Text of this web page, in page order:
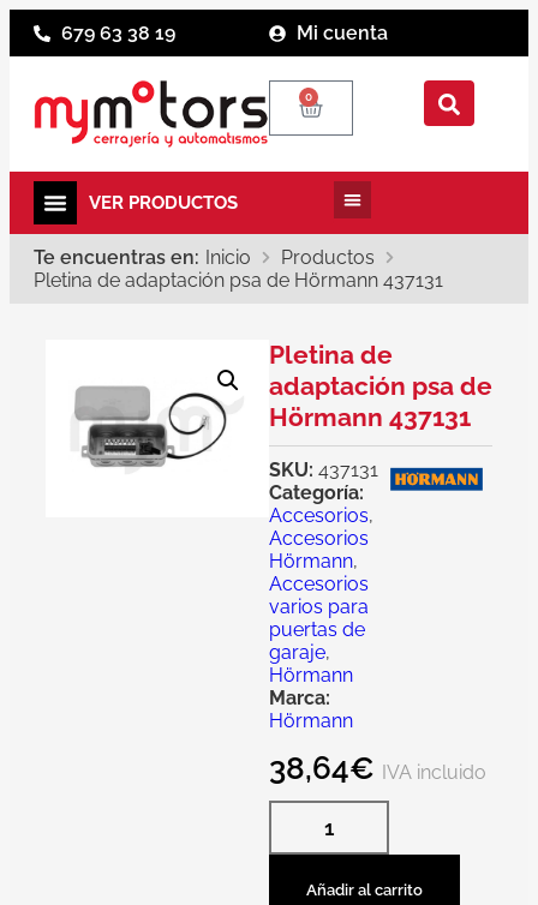
679 63 38 19 Mi cuenta
0
Te encuentras en: Inicio
Productos
Pletina de adaptación psa de Hörmann 437131
Pletina de
adaptación psa de
Hörmann 437131
SKU: 437131
Categoría:
Accesorios,
Accesorios
Hörmann,
Accesorios
varios para
puertas de
garaje,
Hörmann
Marca:
Hörmann
38,64€ IVA incluido
Añadir al carrito